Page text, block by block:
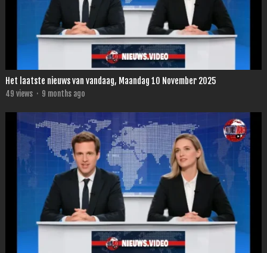
Het laatste nieuws van vandaag, Maandag 10 November 2025
49 views · 9 months ago